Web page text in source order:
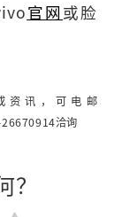
官网 或脸
资讯，可电邮
洽询